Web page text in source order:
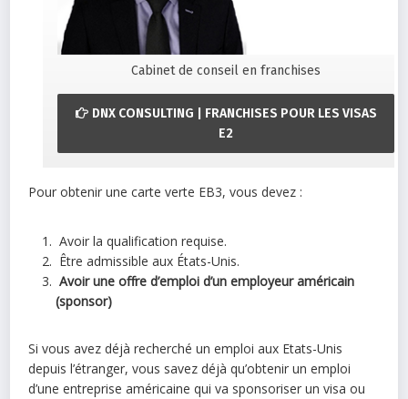
Cabinet de conseil en franchises
DNX CONSULTING | FRANCHISES POUR LES VISAS
E2
Pour obtenir une carte verte EB3, vous devez :
Avoir la qualification requise.
Être admissible aux États-Unis.
Avoir une offre d’emploi d’un employeur américain
(sponsor)
Si vous avez déjà recherché un emploi aux Etats-Unis
depuis l’étranger, vous savez déjà qu’obtenir un emploi
d’une entreprise américaine qui va sponsoriser un visa ou